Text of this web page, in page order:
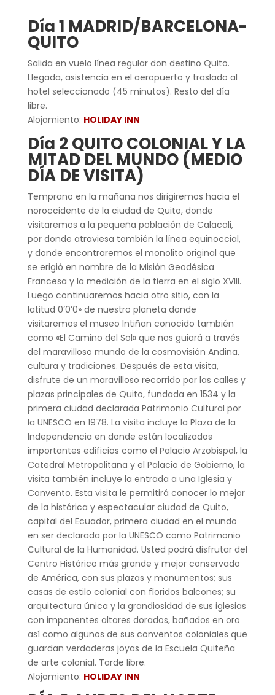
Día 1 MADRID/BARCELONA-
QUITO
Salida en vuelo línea regular don destino Quito.
Llegada, asistencia en el aeropuerto y traslado al
hotel seleccionado (45 minutos). Resto del día
libre.
Alojamiento: HOLIDAY INN
Día 2 QUITO COLONIAL Y LA
MITAD DEL MUNDO (MEDIO
DÍA DE VISITA)
Temprano en la mañana nos dirigiremos hacia el
noroccidente de la ciudad de Quito, donde
visitaremos a la pequeña población de Calacali,
por donde atraviesa también la línea equinoccial,
y donde encontraremos el monolito original que
se erigió en nombre de la Misión Geodésica
Francesa y la medición de la tierra en el siglo XVIII.
Luego continuaremos hacia otro sitio, con la
latitud 0’0’0» de nuestro planeta donde
visitaremos el museo Intiñan conocido también
como «El Camino del Sol» que nos guiará a través
del maravilloso mundo de la cosmovisión Andina,
cultura y tradiciones. Después de esta visita,
disfrute de un maravilloso recorrido por las calles y
plazas principales de Quito, fundada en 1534 y la
primera ciudad declarada Patrimonio Cultural por
la UNESCO en 1978. La visita incluye la Plaza de la
Independencia en donde están localizados
importantes edificios como el Palacio Arzobispal, la
Catedral Metropolitana y el Palacio de Gobierno, la
visita también incluye la entrada a una Iglesia y
Convento. Esta visita le permitirá conocer lo mejor
de la histórica y espectacular ciudad de Quito,
capital del Ecuador, primera ciudad en el mundo
en ser declarada por la UNESCO como Patrimonio
Cultural de la Humanidad. Usted podrá disfrutar del
Centro Histórico más grande y mejor conservado
de América, con sus plazas y monumentos; sus
casas de estilo colonial con floridos balcones; su
arquitectura única y la grandiosidad de sus iglesias
con imponentes altares dorados, bañados en oro
así como algunos de sus conventos coloniales que
guardan verdaderas joyas de la Escuela Quiteña
de arte colonial. Tarde libre.
Alojamiento: HOLIDAY INN